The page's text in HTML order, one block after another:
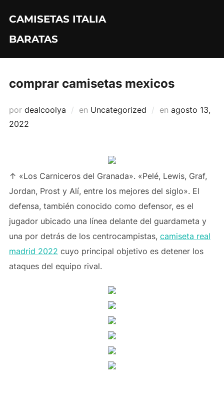
contenido
CAMISETAS ITALIA
BARATAS
comprar camisetas mexicos
por dealcoolya en Uncategorized en Publicado
agosto 13,
2022
↑ «Los Carniceros del Granada». «Pelé, Lewis, Graf,
Jordan, Prost y Alí, entre los mejores del siglo». El
defensa, también conocido como defensor, es el
jugador ubicado una línea delante del guardameta y
una por detrás de los centrocampistas, camiseta real
madrid 2022 cuyo principal objetivo es detener los
ataques del equipo rival.